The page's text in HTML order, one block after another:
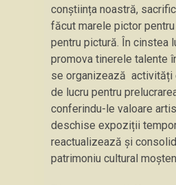
conștiința noastră,
făcut marele pictor
pentru pictură. În cinstea
promova tinerele talente
se organizează activități
de lucru pentru
conferindu-le valoare
deschise expoziții
reactualizează și
patrimoniu cultural